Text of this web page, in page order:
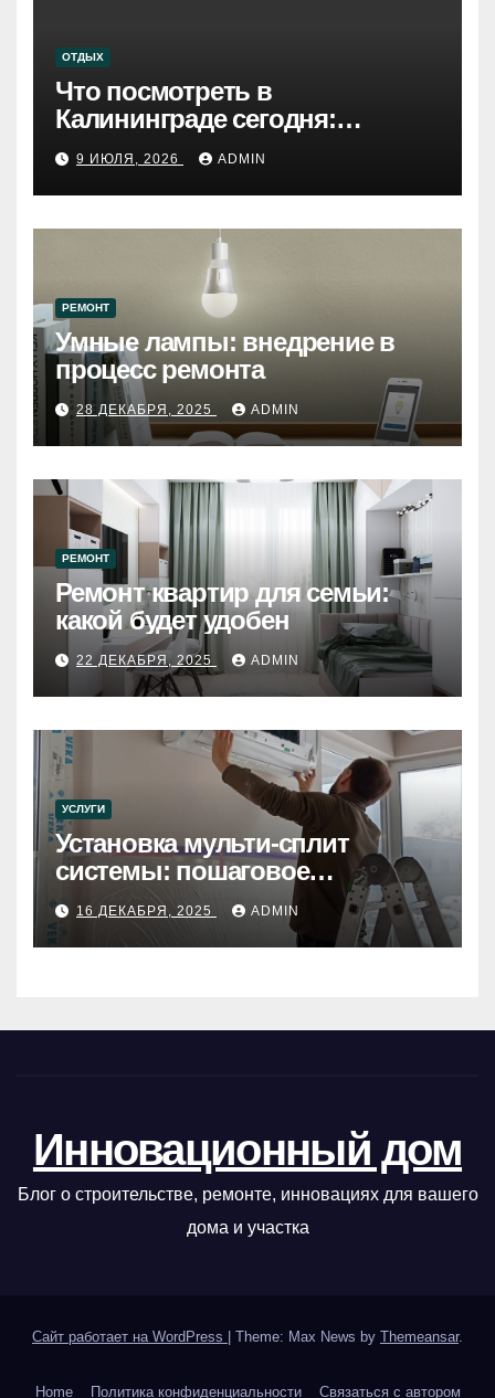
ОТДЫХ
Что посмотреть в
Калининграде сегодня:
путеводитель по самому
западному городу России
9 ИЮЛЯ, 2026 ADMIN
РЕМОНТ
Умные лампы: внедрение в
процесс ремонта
28 ДЕКАБРЯ, 2025 ADMIN
РЕМОНТ
Ремонт квартир для семьи:
какой будет удобен
22 ДЕКАБРЯ, 2025 ADMIN
УСЛУГИ
Установка мульти-сплит
системы: пошаговое
руководство
16 ДЕКАБРЯ, 2025 ADMIN
Инновационный дом
Блог о строительстве, ремонте, инновациях для вашего
дома и участка
Сайт работает на WordPress | Theme: Max News by Themeansar.
Home Политика конфиденциальности Связаться с автором